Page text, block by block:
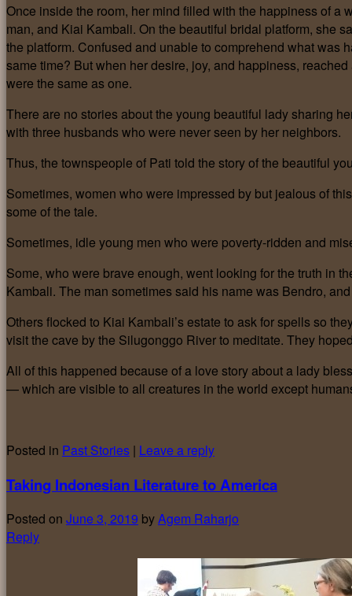
Once inside the room, her mind filled with the happiness of a
man, and Kiai Kambali. On the beautiful bridal platform, she
the platform. Confused and unable to comprehend what was
same time? But when her desire, joy, and happiness,
were the same as one.
There are no stories about the young beautiful lady sharing
with three husbands who were never seen by her neighbors.
Thus, the townspeople of Pati told the story of the beautiful
Sometimes, women who were impressed by but jealous of
some of the tale.
Sometimes, idle young men who were poverty-ridden and
Some, who were brave enough, went looking for the truth in
Kambali. The man sometimes said his name was Bendro,
Others flocked to Kiai Kambali’s estate to ask for spells so
visit the cave by the Silugonggo River to meditate. They
All of this happened because of a love story about a lady
— which are visible to all creatures in the world except
Posted in Past Stories | Leave a reply
Taking Indonesian Literature to America
Posted on June 3, 2019 byAgem Raharjo
Reply